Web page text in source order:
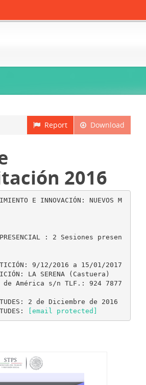
Download
Report
2016
E INNOVACIÓN: NUEVOS M
: 2 Sesiones presen
9/12/2016 a 15/01/2017
LA SERENA (Castuera)
de América s/n TLF.: 924 7877
2 de Diciembre de 2016
[email protected]